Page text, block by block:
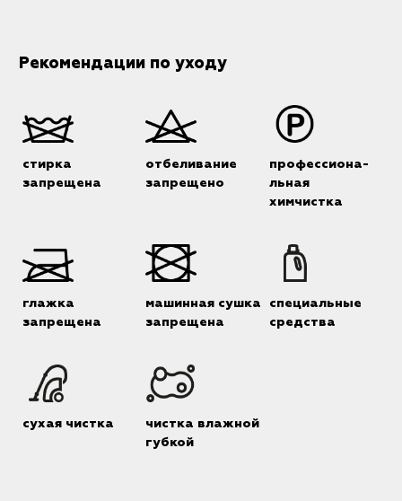
Рекомендации по уходу
стирка
запрещена
отбеливание
запрещено
профессиона-
льная
химчистка
глажка
запрещена
машинная сушка
запрещена
специальные
средства
сухая чистка
чистка влажной
губкой